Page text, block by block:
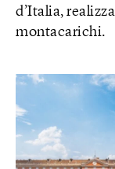
d’Italia,
montacarichi.